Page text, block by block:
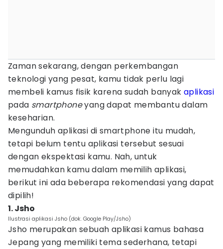
Zaman sekarang, dengan perkembangan
teknologi yang pesat, kamu tidak perlu lagi
membeli kamus fisik karena sudah banyak aplikasi
pada smartphoneyang dapat membantu dalam
keseharian.
Mengunduh aplikasi di smartphone itu mudah,
tetapi belum tentu aplikasi tersebut sesuai
dengan ekspektasi kamu. Nah, untuk
memudahkan kamu dalam memilih aplikasi,
berikut ini ada beberapa rekomendasi yang dapat
dipilih!
1. Jsho
Ilustrasi aplikasi Jsho (dok. Google Play/Jsho)
Jsho merupakan sebuah aplikasi kamus bahasa
Jepang yang memiliki tema sederhana, tetapi